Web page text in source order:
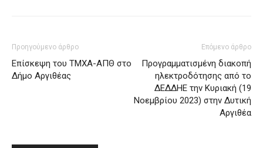
Προηγούμενο άρθρο
Επίσκεψη του ΤΜΧΑ-ΑΠΘ στο
Δήμο Αργιθέας
Επόμενο άρθρο
Προγραμματισμένη διακοπή
ηλεκτροδότησης από το
ΔΕΔΔΗΕ την Κυριακή (19
Νοεμβρίου 2023) στην Δυτική
Αργιθέα